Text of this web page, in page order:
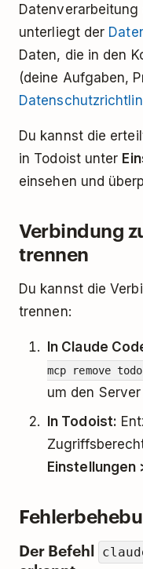
unterliegt der
Daten, die in den
(deine Aufgaben,
Du kannst die
in Todoist unter
einsehen und
Verbindung
trennen
Du kannst die
trennen:
In Claude
mcp remove
um den
In Todoist:
Einstellungen
Der Befehl